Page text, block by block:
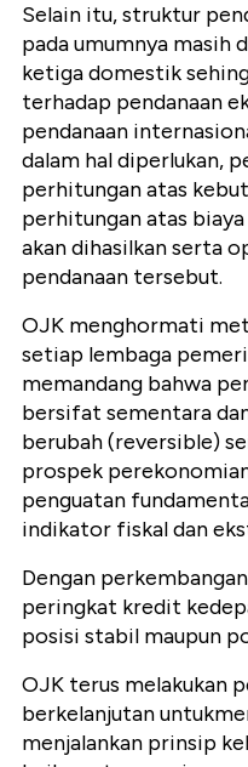
Selain itu, struktur
pada umumnya masih
ketiga domestik
terhadap pendanaan
pendanaan
dalam hal diperlukan,
perhitungan atas
perhitungan atas
akan dihasilkan serta
pendanaan tersebut.
OJK menghormati
setiap lembaga
memandang bahwa
bersifat sementara
berubah (reversible)
prospek
penguatan
indikator fiskal dan
Dengan
peringkat kredit
posisi stabil maupun
OJK terus melakukan
berkelanjutan
menjalankan prinsip